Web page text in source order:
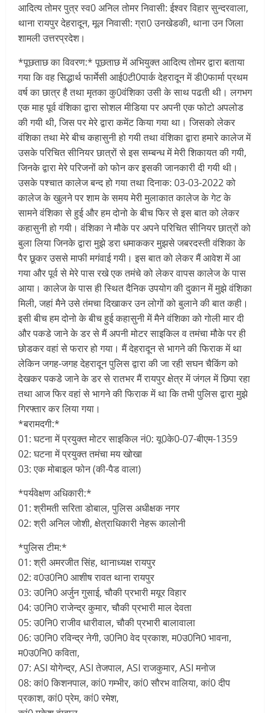
आदित्य तोमर पुत्र स्व0 अनिल तोमर निवासी: ईश्वर विहार सुन्दरवाला,
थाना रायपुर देहरादून, मूल निवासी: ग्रा0 उनखेडकी, थाना उन जिला
शामली उत्तरप्रदेश।
*पूछताछ का विवरण:* पूछताछ में अभियुक्त आदित्य तोमर द्वारा बताया
गया कि वह सिद्धार्थ फार्मेसी आई0टी0पार्क देहरादून में डी0फार्मा प्रथम
वर्ष का छात्र है तथा मृतका कु0वंशिका उसी के साथ पढती थी। लगभग
एक माह पूर्व वंशिका द्वारा सोशल मीडिया पर अपनी एक फोटो अपलोड
की गयी थी, जिस पर मेरे द्वारा कमेंट किया गया था। जिसको लेकर
वंशिका तथा मेरे बीच कहासुनी हो गयी तथा वंशिका द्वारा हमारे कालेज में
उसके परिचित सीनियर छात्रों से इस सम्बन्ध में मेरी शिकायत की गयी,
जिनके द्वारा मेरे परिजनों को फोन कर इसकी जानकारी दी गयी थी।
उसके पश्चात कालेज बन्द हो गया तथा दिनाक: 03-03-2022 को
कालेज के खुलने पर शाम के समय मेरी मुलाकात कालेज के गेट के
सामने वंशिका से हुई और हम दोनो के बीच फिर से इस बात को लेकर
कहासुनी हो गयी। वंशिका ने मौके पर अपने परिचित सीनियर छात्रों को
बुला लिया जिनके द्वारा मुझे डरा धमाककर मुझसे जबरदस्ती वंशिका के
पैर छूकर उससे माफी मगंवाई गयी। इस बात को लेकर मैं आवेश में आ
गया और पूर्व से मेरे पास रखे एक तमंचे को लेकर वापस कालेज के पास
आया। कालेज के पास ही स्थित दैनिक उपयोग की दुकान में मुझे वंशिका
मिली, जहां मैने उसे तंमचा दिखाकर उन लोगों को बुलाने की बात कही।
इसी बीच हम दोनो के बीच हुई कहासुनी में मैने वंशिका को गोली मार दी
और पकडे जाने के डर से मैं अपनी मोटर साइकिल व तमंचा मौके पर ही
छोडकर वहां से फरार हो गया। मैं देहरादून से भागने की फिराक में था
लेकिन जगह-जगह देहरादून पुलिस द्वारा की जा रही सघन चैकिंग को
देखकर पकडे जाने के डर से रातभर मैं रायपुर क्षेत्र में जंगल में छिपा रहा
तथा आज फिर वहां से भागने की फिराक में था कि तभी पुलिस द्वारा मुझे
गिरफ्तार कर लिया गया।
*बरामदगी:*
01: घटना में प्रयुक्त मोटर साइकिल नं0: यू0के0-07-बीएम-1359
02: घटना में प्रयुक्त तमंचा मय खोखा
03: एक मोबाइल फोन (की-पैड वाला)
*पर्यवेक्षण अधिकारी:*
01: श्रीमती सरिता डोबाल, पुलिस अधीक्षक नगर
02: श्री अनिल जोशी, क्षेत्राधिकारी नेहरू कालोनी
*पुलिस टीम:*
01: श्री अमरजीत सिंह, थानाध्यक्ष रायपुर
02: व0उ0नि0 आशीष रावत थाना रायपुर
03: उ0नि0 अर्जुन गुसाई, चौकी प्रभारी मयूर विहार
04: उ0नि0 राजेन्द्र कुमार, चौकी प्रभारी माल देवता
05: उ0नि0 राजीव धारीवाल, चौकी प्रभारी बालावाला
06: उ0नि0 रविन्द्र नेगी, उ0नि0 वेद प्रकाश, म0उ0नि0 भावना,
म0उ0नि0 कविता,
07: ASI योगेन्द्र, ASI तेजपाल, ASI राजकुमार, ASI मनोज
08: कां0 किशनपाल, कां0 गम्भीर, कां0 सौरभ वालिया, कां0 दीप
प्रकाश, कां0 प्रेम, कां0 रमेश,